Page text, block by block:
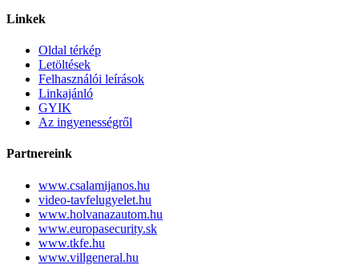
Linkek
Oldal térkép
Letöltések
Felhasználói leírások
Linkajánló
GYIK
Az ingyenességről
Partnereink
www.csalamijanos.hu
video-tavfelugyelet.hu
www.holvanazautom.hu
www.europasecurity.sk
www.tkfe.hu
www.villgeneral.hu